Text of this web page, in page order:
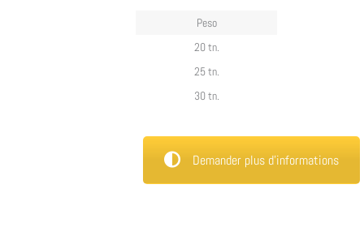
Peso
20 tn.
25 tn.
30 tn.
Demander plus d’informations